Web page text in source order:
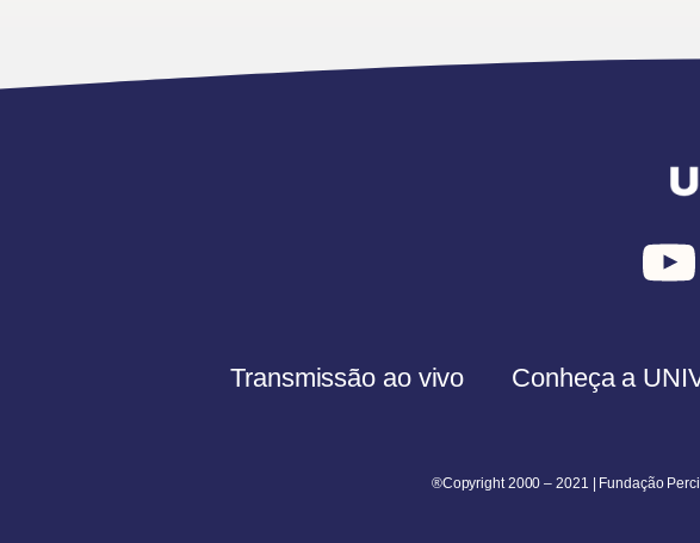
Transmissão ao vivo Conheça a
®Copyright 2000 – 2021 | Fundação